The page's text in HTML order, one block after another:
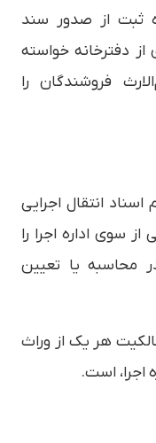
ثبت از صدور سند
دفترخانه خواسته
فروشندگان را
انتقال اجرایی
سوی اداره اجرا را
محاسبه یا تعیین
هر یک از وراث
اجرا، است.